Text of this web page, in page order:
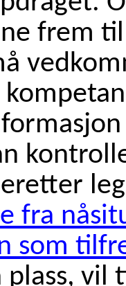
frem
fra
som
plass, vil